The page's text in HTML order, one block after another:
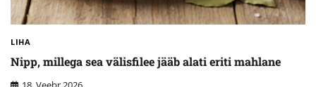
LIHA
Nipp, millega sea välisfilee jääb alati eriti mahlane